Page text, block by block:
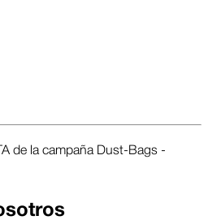
de la campaña Dust-Bags -